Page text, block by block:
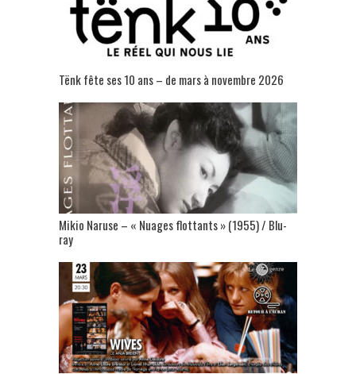
Tënk fête ses 10 ans – de mars à novembre 2026
Mikio Naruse – « Nuages flottants » (1955) / Blu-
ray